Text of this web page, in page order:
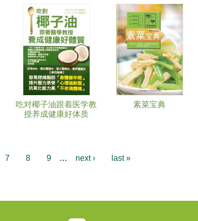
吃对椰子油跟着医学教
授养成健康好体质
素菜宝典
7 8 9 … next › last »